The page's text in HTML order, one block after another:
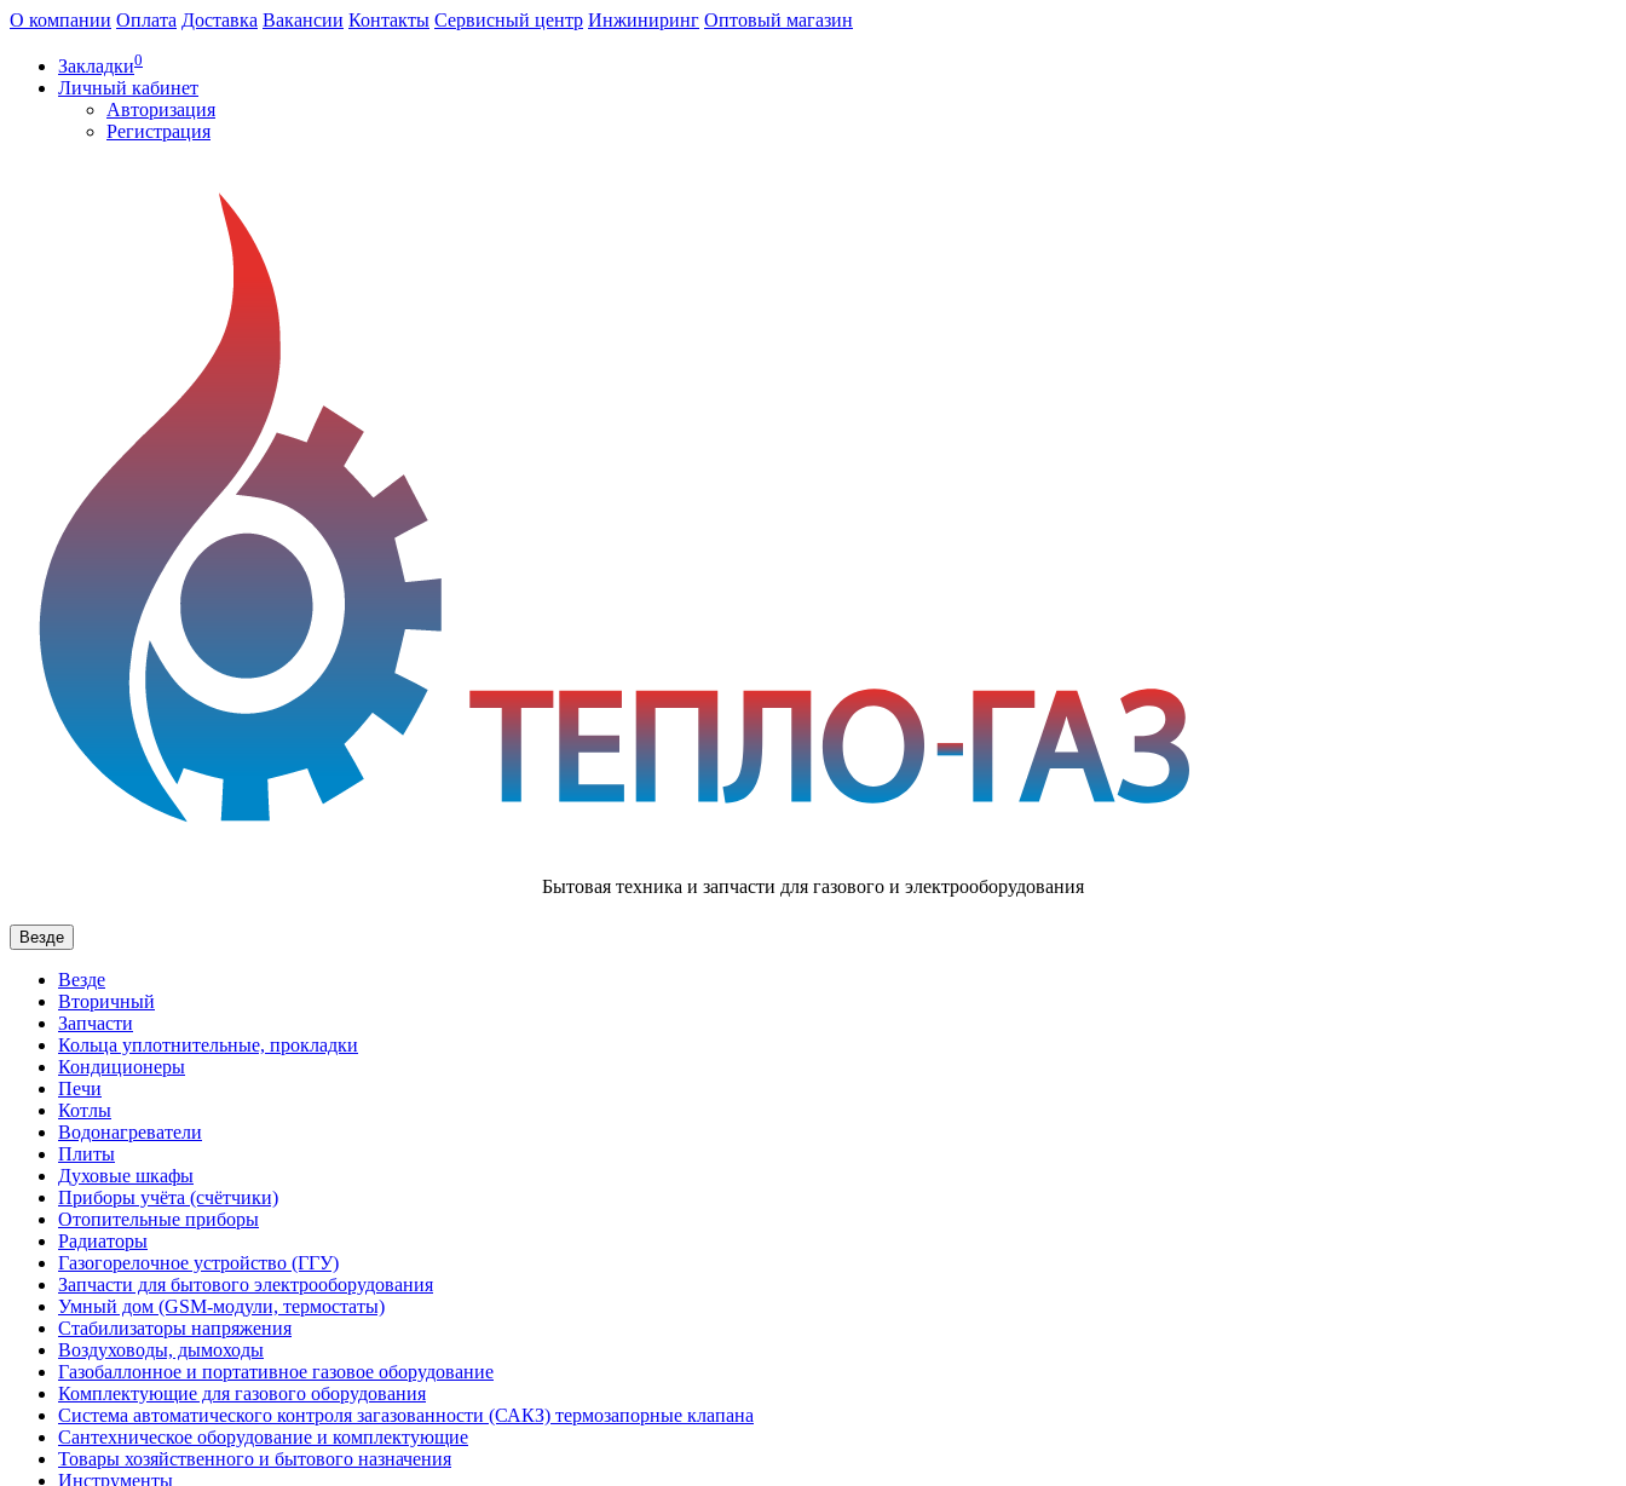
О компании Оплата Доставка Вакансии Контакты Сервисный центр Инжиниринг Оптовый магазин
Закладки0
Личный кабинет
Авторизация
Регистрация
Бытовая техника и запчасти для газового и электрооборудования
Везде
Везде
Вторичный
Запчасти
Кольца уплотнительные, прокладки
Кондиционеры
Печи
Котлы
Водонагреватели
Плиты
Духовые шкафы
Приборы учёта (счётчики)
Отопительные приборы
Радиаторы
Газогорелочное устройство (ГГУ)
Запчасти для бытового электрооборудования
Умный дом (GSM-модули, термостаты)
Cтабилизаторы напряжения
Воздуховоды, дымоходы
Газобаллонное и портативное газовое оборудование
Комплектующие для газового оборудования
Система автоматического контроля загазованности (САКЗ) термозапорные клапана
Сантехническое оборудование и комплектующие
Товары хозяйственного и бытового назначения
Инструменты